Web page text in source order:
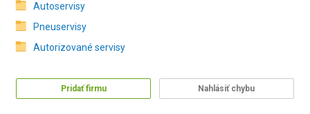
Autoservisy
Pneuservisy
Autorizované servisy
Pridať firmu Nahlásiť chybu